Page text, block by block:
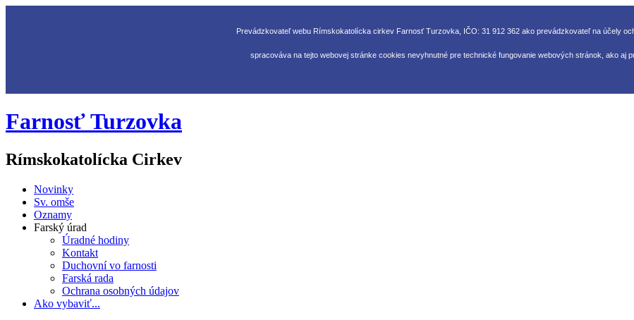
Prevádzkovateľ webu Rímskokatolícka cirkev Farnosť Turzovka, IČO: 31 912 362 ako prevádzkovateľ na účely
spracováva na tejto webovej stránke cookies nevyhnutné pre technické fungovanie webových stránok, ako aj
Farnosť Turzovka
Rímskokatolícka Cirkev
Novinky
Sv. omše
Oznamy
Farský úrad
Úradné hodiny
Kontakt
Duchovní vo farnosti
Farská rada
Ochrana osobných údajov
Ako vybaviť...